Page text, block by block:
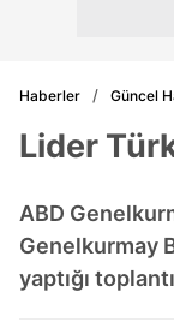
Haberler Güncel
Lider
ABD
Genelkurmay
yaptığı